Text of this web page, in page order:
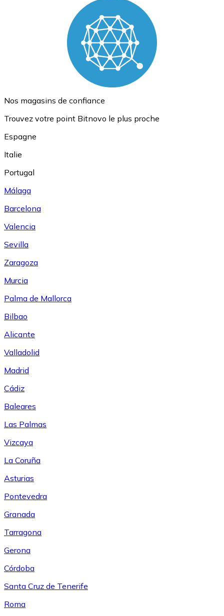
Nos magasins de confiance
Trouvez votre point Bitnovo le plus proche
Espagne
Italie
Portugal
Málaga
Barcelona
Valencia
Sevilla
Zaragoza
Murcia
Palma de Mallorca
Bilbao
Alicante
Valladolid
Madrid
Cádiz
Baleares
Las Palmas
Vizcaya
La Coruña
Asturias
Pontevedra
Granada
Tarragona
Gerona
Córdoba
Santa Cruz de Tenerife
Roma